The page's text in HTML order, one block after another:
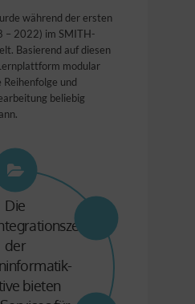
während der ersten
– 2022) im SMITH-
Basierend auf diesen
modular
und
beliebig
Die
der
bieten
Sie, wie
die
für Ihre
Die
Academy
sich an
mit
und
sind
in
orts- und
werden.
Fragen?
Sie